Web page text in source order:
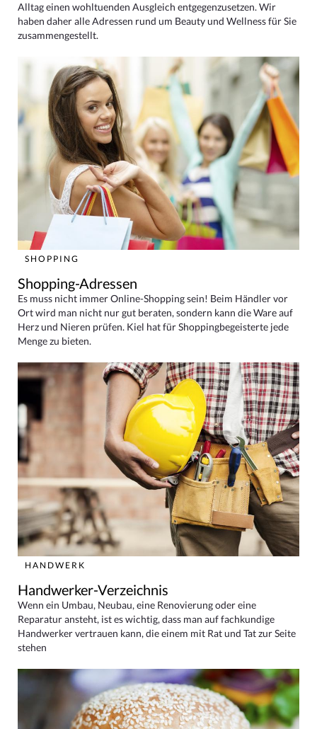
Alltag einen wohltuenden Ausgleich entgegenzusetzen. Wir
haben daher alle Adressen rund um Beauty und Wellness für Sie
zusammengestellt.
SHOPPING
Shopping-Adressen
Es muss nicht immer Online-Shopping sein! Beim Händler vor
Ort wird man nicht nur gut beraten, sondern kann die Ware auf
Herz und Nieren prüfen. Kiel hat für Shoppingbegeisterte jede
Menge zu bieten.
HANDWERK
Handwerker-Verzeichnis
Wenn ein Umbau, Neubau, eine Renovierung oder eine
Reparatur ansteht, ist es wichtig, dass man auf fachkundige
Handwerker vertrauen kann, die einem mit Rat und Tat zur Seite
stehen